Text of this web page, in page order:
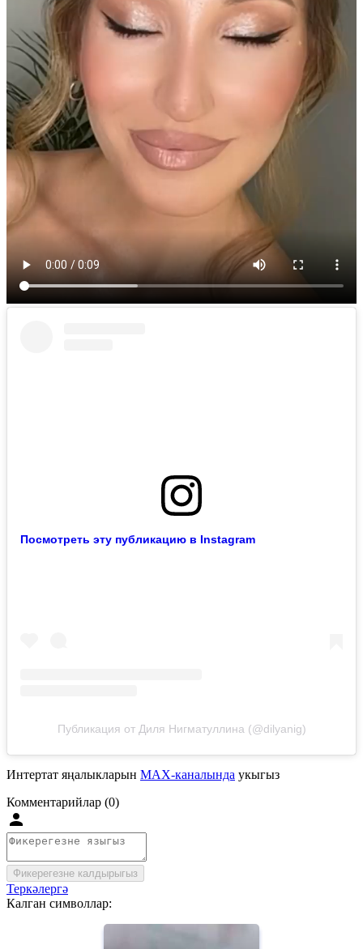
Посмотреть эту публикацию в Instagram
Публикация от Диля Нигматуллина (@dilyanig)
Интертат яңалыкларын MAX-каналында укыгыз
Комментарийлар (0)
Фикерегезне калдырыгыз
Теркәлергә
Калган символлар: